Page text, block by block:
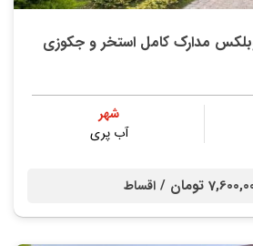
مدارک کامل استخر و جکوزی
شهر
آب پری
تومان / اقساط